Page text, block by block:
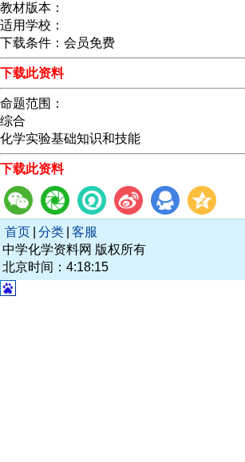
教材版本：
适用学校：
下载条件： 会员免费
下载此资料
命题范围：
综合
化学实验基础知识和技能
下载此资料
首页 分类 客服
中学化学资料网 版权所有
北京时间：4:18:15